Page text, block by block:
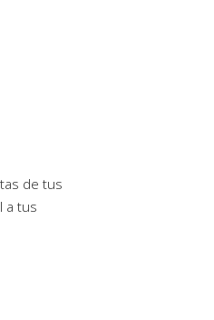
de tus
a tus